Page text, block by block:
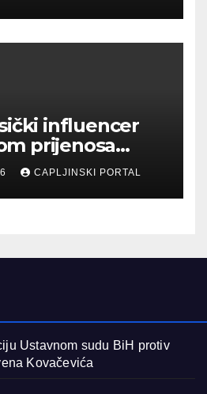
influencer
prijenosa
CAPLJINSKI PORTAL
Ustavnom sudu BiH protiv
Kovačevića